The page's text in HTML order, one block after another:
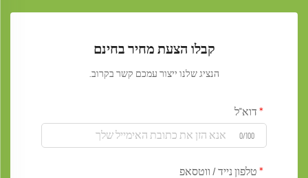
קבלו הצעת מחיר בחינם
הנציג שלנו ייצור עמכם קשר בקרוב.
דוא"ל
0/100
טלפון נייד / ווטסאפ